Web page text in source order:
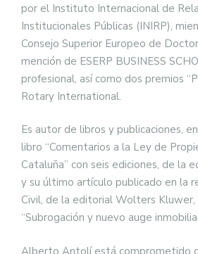
por el Instituto Internacional de
Institucionales Públicas (INIRP),
Consejo Superior Europeo de
mención de ESERP BUSINESS
profesional, así como dos premios
Rotary International.
Es autor de libros y publicaciones,
libro “Comentarios a la Ley de
Cataluña” con seis ediciones, de la
y su último artículo publicado en la
Civil, de la editorial Wolters
“Subrogación y nuevo auge
Alberto Antolí está comprometido